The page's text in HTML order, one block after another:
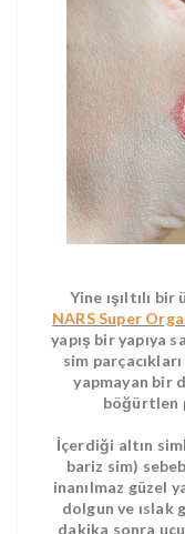
Yine ışıltılı
NARS Super
yapış bir yapıya
sim
yapmayan bir
böğürtlen
İçerdiği altın
bariz sim)
inanılmaz güzel
dolgun ve
dakika sonra